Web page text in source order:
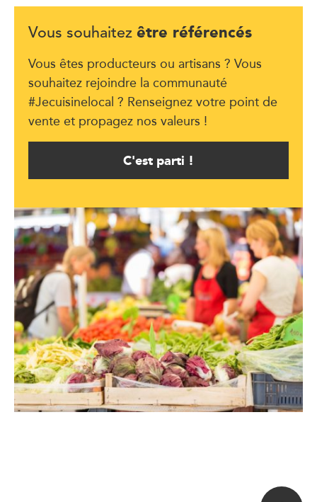
Vous souhaitez être référencés
Vous êtes producteurs ou artisans ? Vous
souhaitez rejoindre la communauté
#Jecuisinelocal ? Renseignez votre point de
vente et propagez nos valeurs !
C'est parti !